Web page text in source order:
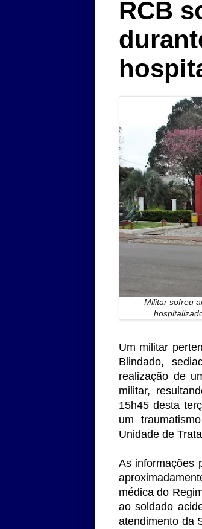
RCB
Militar sofreu
Um militar
Blindado,
realização de
militar,
15h45 desta
um
Unidade de
As informações
médica do
ao soldado
atendimento da